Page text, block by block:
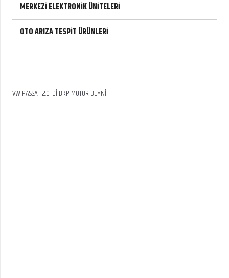
MERKEZİ ELEKTRONİK ÜNİTELERİ
OTO ARIZA TESPİT ÜRÜNLERİ
VW PASSAT 2.0TDİ BKP MOTOR BEYNİ